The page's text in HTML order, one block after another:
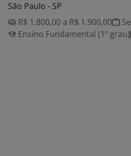
São Paulo - SP
R$ 1.800,00 a R$ 1.900,00
Ensino Fundamental (1º grau)